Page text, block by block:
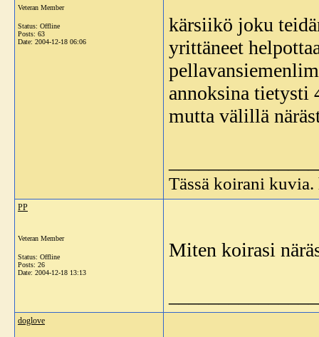
Veteran Member
Status: Offline
Posts: 63
Date: 2004-12-18 06:06
kärsiikö joku
yrittäneet
annoksina tietysti
mutta välillä
Tässä koirani
PP
Veteran Member
Status: Offline
Posts: 26
Date: 2004-12-18 13:13
Miten koirasi
doglove